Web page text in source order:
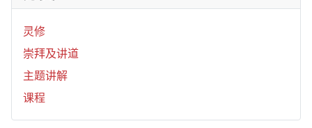
灵修
崇拜及讲道
主题讲解
课程